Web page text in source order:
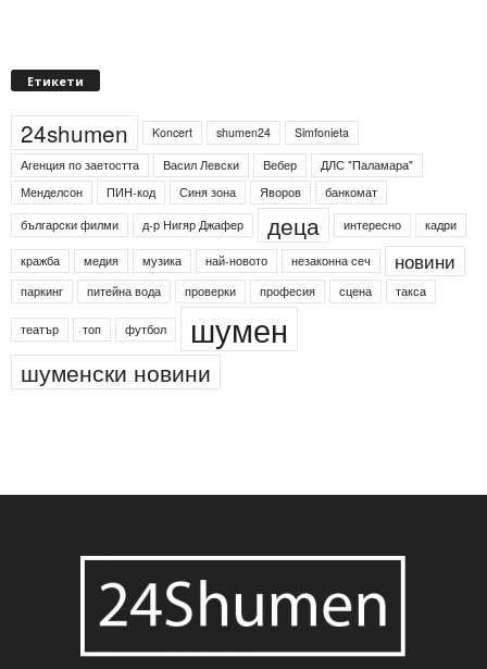
Етикети
24shumen Koncert shumen24
Simfonieta
Агенция по заетостта
Васил Левски Вебер
ДЛС "Паламара"
Менделсон
ПИН-код Синя зона Яворов
банкомат
български филми
д-р Нигяр Джафер деца интересно кадри
кражба медия музика най-новото незаконна сеч новини
паркинг питейна вода проверки професия сцена такса
театър топ футбол шумен
шуменски новини